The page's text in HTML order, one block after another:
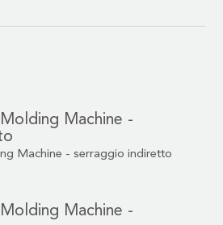
Machine -
Machine - serraggio indiretto
Machine -